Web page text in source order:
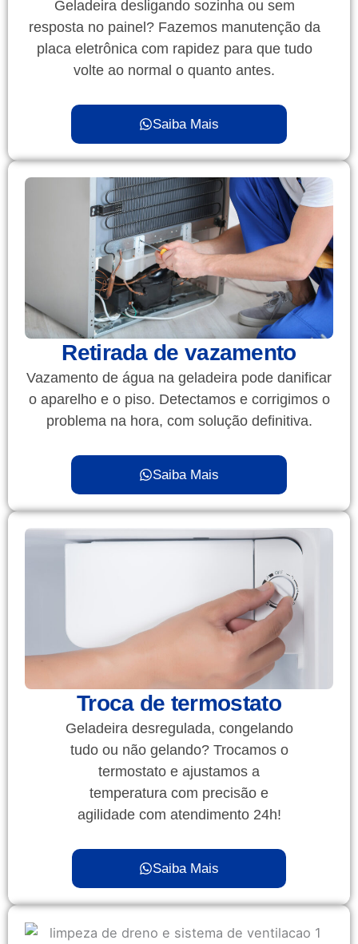
Geladeira desligando sozinha ou sem
resposta no painel? Fazemos manutenção da
placa eletrônica com rapidez para que tudo
volte ao normal o quanto antes.
Saiba Mais
Retirada de vazamento
Vazamento de água na geladeira pode danificar
o aparelho e o piso. Detectamos e corrigimos o
problema na hora, com solução definitiva.
Saiba Mais
Troca de termostato
Geladeira desregulada, congelando
tudo ou não gelando? Trocamos o
termostato e ajustamos a
temperatura com precisão e
agilidade com atendimento 24h!
Saiba Mais